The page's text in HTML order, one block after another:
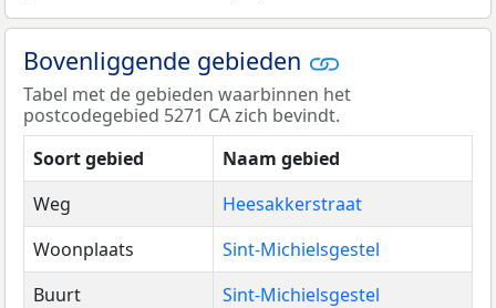
Bovenliggende gebieden
Tabel met de gebieden waarbinnen het
postcodegebied 5271 CA zich bevindt.
Soort gebied
Naam gebied
Weg
Heesakkerstraat
Woonplaats
Sint-Michielsgestel
Buurt
Sint-Michielsgestel